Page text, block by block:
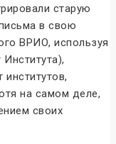
старую
в свою
ВРИО, используя
на самом деле,
своих